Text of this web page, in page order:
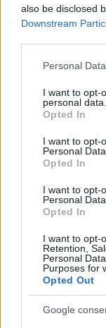
also be disclosed
Downstream
Please note that
not limited to your
grant or deny
use your data for
consent section.
Personal
I want to opt-
personal data.
Opted In
I want to opt-
Personal Data.
Opted In
I want to opt-
Personal
Opted In
I want to opt-
Retention,
Personal
Purposes for
Opted Out
Google
“Es
patiesi